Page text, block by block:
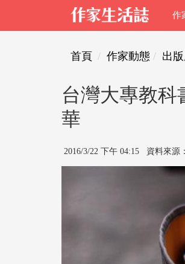
作
首頁 作家動態 出
台灣大專教科
華
2016/3/22 下午 04:15 資料來